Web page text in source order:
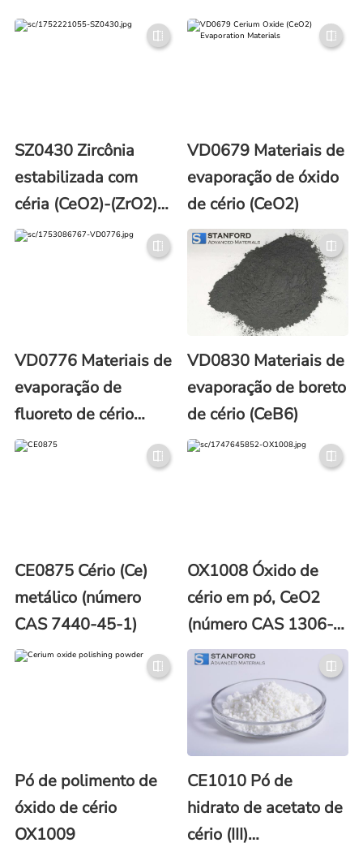
SZ0430 Zircônia
estabilizada com
céria (CeO2)-(ZrO2)
(CSZ) em pó (número
VD0679 Materiais de
evaporação de óxido
de cério (CeO2)
VD0776 Materiais de
evaporação de
fluoreto de cério
(CeF3)
VD0830 Materiais de
evaporação de boreto
de cério (CeB6)
CE0875 Cério (Ce)
metálico (número
CAS 7440-45-1)
OX1008 Óxido de
cério em pó, CeO2
(número CAS 1306-
38-3)
Pó de polimento de
óxido de cério
OX1009
CE1010 Pó de
hidrato de acetato de
cério (III)